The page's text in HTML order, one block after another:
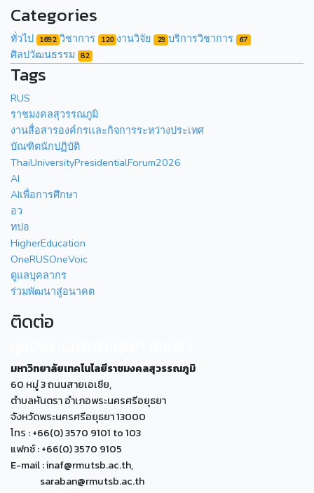
Categories
ทั่วไป 1692 วิชาการ 120 งานวิจัย 29 บริการวิชาการ 67
ศิลปวัฒนธรรม 82
Tags
RUS
ราชมงคลสุวรรณภูมิ
งานสื่อสารองค์กรเเละกิจการระหว่างประเทศ
บัณฑิตนักปฏิบัติ
ThaiUniversityPresidentialForum2026
AI
AIเพื่อการศึกษา
อว
ทปอ
HigherEducation
OneRUSOneVoic
ดูแลบุคลากร
ร่วมพัฒนาสู่อนาคต
ติดต่อ
มหาวิทยาลัยเทคโนโลยีราชมงคลสุวรรณภูมิ
60 หมู่ 3 ถนนสายเอเซีย,
ตำบลหันตรา อำเภอพระนครศรีอยุธยา
จังหวัดพระนครศรีอยุธยา 13000
โทร : +66(0) 3570 9101 to 103
แฟกซ์ : +66(0) 3570 9105
E-mail : inaf@rmutsb.ac.th,
saraban@rmutsb.ac.th